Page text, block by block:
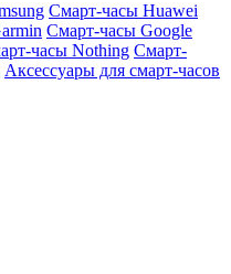
Смарт-часы Huawei
Смарт-часы Google
часы Nothing Смарт-
Аксессуары для смарт-часов